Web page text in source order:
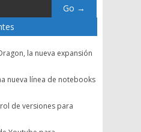
la nueva expansión
nueva línea de notebooks
de versiones para